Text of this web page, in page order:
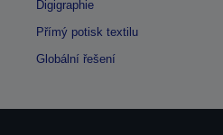
Digigraphie
Přímý potisk textilu
Globální řešení